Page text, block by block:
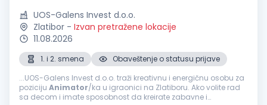
UOS-Galens Invest d.o.o.
Zlatibor - Izvan pretražene lokacije
11.08.2026
1. i 2. smena
Obaveštenje o statusu prijave
...UOS-Galens Invest d.o.o. traži kreativnu i energičnu osobu za
poziciju Animator/ka u igraonici na Zlatiboru. Ako volite rad
sa decom i imate sposobnost da kreirate zabavne i